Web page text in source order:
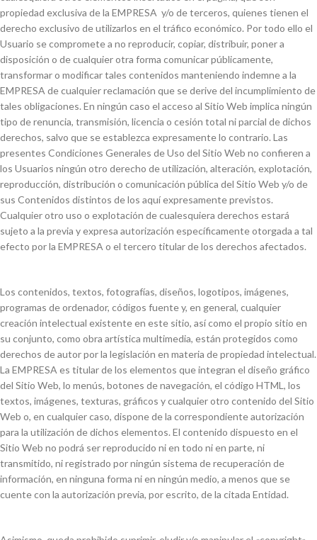
propiedad exclusiva de la EMPRESA y/o de terceros, quienes tienen el
derecho exclusivo de utilizarlos en el tráfico económico. Por todo ello el
Usuario se compromete a no reproducir, copiar, distribuir, poner a
disposición o de cualquier otra forma comunicar públicamente,
transformar o modificar tales contenidos manteniendo indemne a la
EMPRESA de cualquier reclamación que se derive del incumplimiento de
tales obligaciones. En ningún caso el acceso al Sitio Web implica ningún
tipo de renuncia, transmisión, licencia o cesión total ni parcial de dichos
derechos, salvo que se establezca expresamente lo contrario. Las
presentes Condiciones Generales de Uso del Sitio Web no confieren a
los Usuarios ningún otro derecho de utilización, alteración, explotación,
reproducción, distribución o comunicación pública del Sitio Web y/o de
sus Contenidos distintos de los aquí expresamente previstos.
Cualquier otro uso o explotación de cualesquiera derechos estará
sujeto a la previa y expresa autorización específicamente otorgada a tal
efecto por la EMPRESA o el tercero titular de los derechos afectados.
Los contenidos, textos, fotografías, diseños, logotipos, imágenes,
programas de ordenador, códigos fuente y, en general, cualquier
creación intelectual existente en este sitio, así como el propio sitio en
su conjunto, como obra artística multimedia, están protegidos como
derechos de autor por la legislación en materia de propiedad intelectual.
La EMPRESA es titular de los elementos que integran el diseño gráfico
del Sitio Web, lo menús, botones de navegación, el código HTML, los
textos, imágenes, texturas, gráficos y cualquier otro contenido del Sitio
Web o, en cualquier caso, dispone de la correspondiente autorización
para la utilización de dichos elementos. El contenido dispuesto en el
Sitio Web no podrá ser reproducido ni en todo ni en parte, ni
transmitido, ni registrado por ningún sistema de recuperación de
información, en ninguna forma ni en ningún medio, a menos que se
cuente con la autorización previa, por escrito, de la citada Entidad.